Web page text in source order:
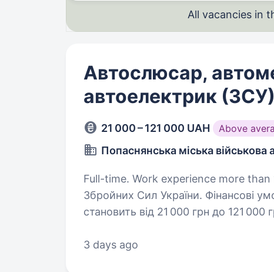
All vacancies in
Автослюсар,
автоелектрик (ЗСУ)
21 000 – 121 000 UAH Above
Попаснянська міська військова
Full-time. Work experience more than 1 year. Пропонуємо
Збройних Сил України. Фінансові умови: розмір грошового
становить від 21 000 грн до 121 000
3 days ago